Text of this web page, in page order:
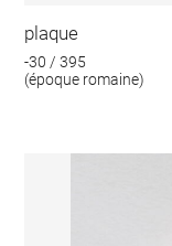
plaque
-30 / 395
(époque romaine)